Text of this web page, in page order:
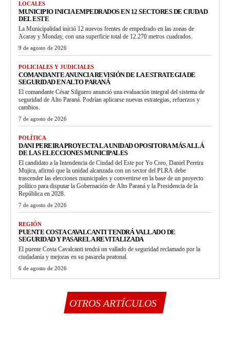
LOCALES
MUNICIPIO INICIA EMPEDRADOS EN 12 SECTORES DE CIUDAD
DEL ESTE
La Municipalidad inició 12 nuevos frentes de empedrado en las zonas de
Acaray y Monday, con una superficie total de 12.270 metros cuadrados.
9 de agosto de 2026
POLICIALES Y JUDICIALES
COMANDANTE ANUNCIA REVISIÓN DE LA ESTRATEGIA DE
SEGURIDAD EN ALTO PARANÁ
El comandante César Silguero anunció una evaluación integral del sistema de
seguridad de Alto Paraná. Podrían aplicarse nuevas estrategias, refuerzos y
cambios.
7 de agosto de 2026
POLÍTICA
DANI PEREIRA PROYECTA LA UNIDAD OPOSITORA MÁS ALLÁ
DE LAS ELECCIONES MUNICIPALES
El candidato a la Intendencia de Ciudad del Este por Yo Creo, Daniel Pereira
Mujica, afirmó que la unidad alcanzada con un sector del PLRA debe
trascender las elecciones municipales y convertirse en la base de un proyecto
político para disputar la Gobernación de Alto Paraná y la Presidencia de la
República en 2028.
7 de agosto de 2026
REGIÓN
PUENTE COSTA CAVALCANTI TENDRÁ VALLADO DE
SEGURIDAD Y PASARELA REVITALIZADA
El puente Costa Cavalcanti tendrá un vallado de seguridad reclamado por la
ciudadanía y mejoras en su pasarela peatonal.
6 de agosto de 2026
OTROS ARTÍCULOS